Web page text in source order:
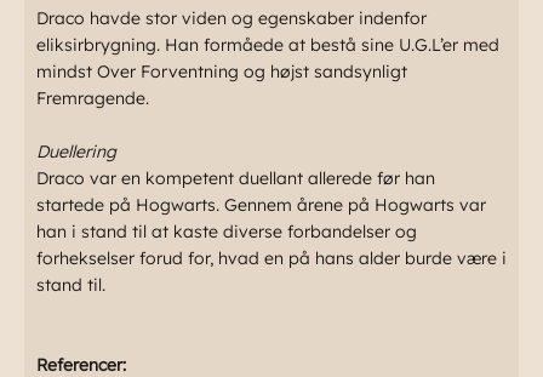
Draco havde stor viden og egenskaber indenfor
eliksirbrygning. Han formåede at bestå sine U.G.L’er med
mindst Over Forventning og højst sandsynligt
Fremragende.
Duellering
Draco var en kompetent duellant allerede før han
startede på Hogwarts. Gennem årene på Hogwarts var
han i stand til at kaste diverse forbandelser og
forhekselser forud for, hvad en på hans alder burde være i
stand til.
Referencer: